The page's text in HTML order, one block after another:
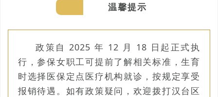
温馨提示
政策自 2025 年 12 月 18 日起正式执
行，参保女职工可提前了解相关标准，生育
时选择医保定点医疗机构就诊，按规定享受
报销待遇。如有政策疑问，欢迎拨打汉台区